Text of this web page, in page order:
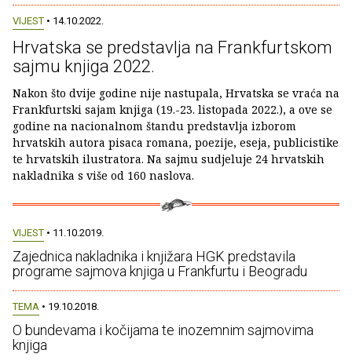
VIJEST • 14.10.2022.
Hrvatska se predstavlja na Frankfurtskom
sajmu knjiga 2022.
Nakon što dvije godine nije nastupala, Hrvatska se vraća na
Frankfurtski sajam knjiga (19.-23. listopada 2022.), a ove se
godine na nacionalnom štandu predstavlja izborom
hrvatskih autora pisaca romana, poezije, eseja, publicistike
te hrvatskih ilustratora. Na sajmu sudjeluje 24 hrvatskih
nakladnika s više od 160 naslova.
VIJEST • 11.10.2019.
Zajednica nakladnika i knjižara HGK predstavila
programe sajmova knjiga u Frankfurtu i Beogradu
TEMA • 19.10.2018.
O bundevama i kočijama te inozemnim sajmovima
knjiga